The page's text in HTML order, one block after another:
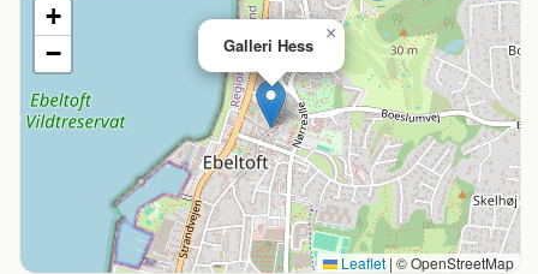
Galleri Hess
×
+
−
Leaflet | © OpenStreetMap